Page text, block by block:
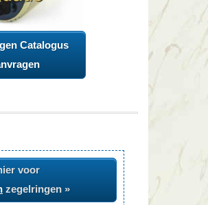
Catalogus
voor
zegelringen »